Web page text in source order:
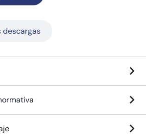
descargas